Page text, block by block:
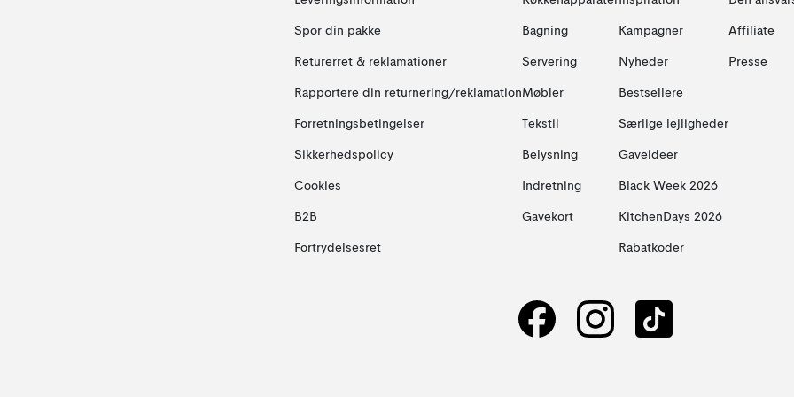
Spor din pakke
Returerret & reklamationer
Rapportere din returnering/reklamation
Forretningsbetingelser
Sikkerhedspolicy
Cookies
B2B
Fortrydelsesret
Bagning
Servering
Møbler
Tekstil
Belysning
Indretning
Gavekort
Kampagner
Nyheder
Bestsellere
Særlige lejligheder
Gaveideer
Black Week 2026
KitchenDays 2026
Rabatkoder
Affiliate
Presse